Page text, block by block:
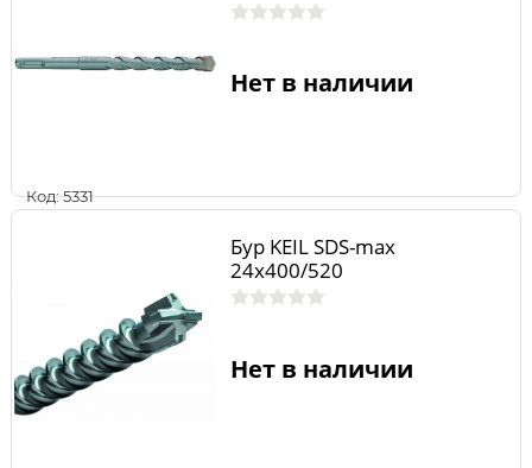
Код: 5331
Нет в наличии
Бур KEIL SDS-max
24х400/520
Нет в наличии